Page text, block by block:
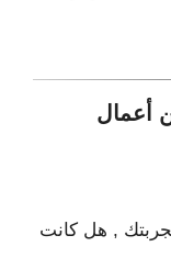
أعمال
, هل كانت